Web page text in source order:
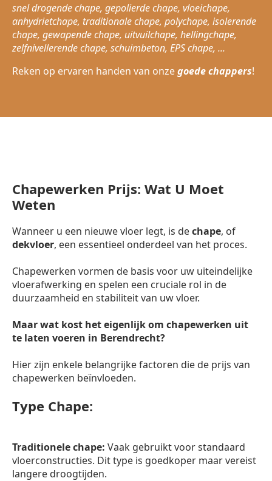
snel drogende chape, gepolierde chape, vloeichape,
anhydrietchape, traditionale chape, polychape, isolerende
chape, gewapende chape, uitvuilchape, hellingchape,
zelfnivellerende chape, schuimbeton, EPS chape, ...
Reken op ervaren handen van onzegoede chappers!
Chapewerken Prijs: Wat U Moet
Weten
Wanneer u een nieuwe vloer legt, is dechape, of
dekvloer, een essentieel onderdeel van het proces.
Chapewerken vormen de basis voor uw uiteindelijke
vloerafwerking en spelen een cruciale rol in de
duurzaamheid en stabiliteit van uw vloer.
Maar wat kost het eigenlijk om chapewerken uit
te laten voeren in Berendrecht?
Hier zijn enkele belangrijke factoren die de prijs van
chapewerken beïnvloeden.
Type Chape:
Traditionele chape: Vaak gebruikt voor standaard
vloerconstructies. Dit type is goedkoper maar vereist
langere droogtijden.